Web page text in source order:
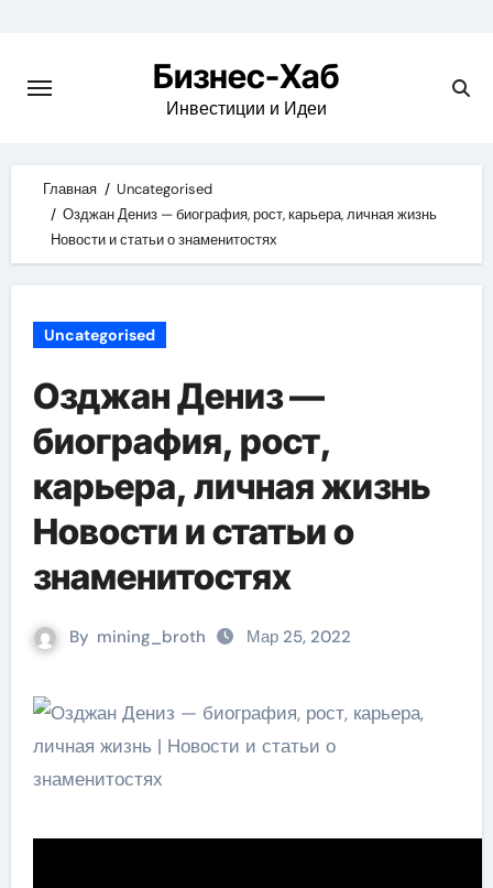
content
Бизнес-Хаб
Инвестиции и Идеи
Главная
Uncategorised
Озджан Дениз — биография, рост, карьера, личная жизнь
Новости и статьи о знаменитостях
Uncategorised
Озджан Дениз —
биография, рост,
карьера, личная жизнь
Новости и статьи о
знаменитостях
By mining_broth Мар 25, 2022